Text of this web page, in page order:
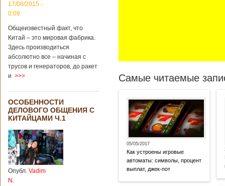
17/08/2015 -
0:09
Общеизвестный факт, что
Китай – это мировая фабрика.
Здесь производиться
абсолютно все – начиная с
трусов и генераторов, до ракет
и >>>
ОСОБЕННОСТИ
ДЕЛОВОГО ОБЩЕНИЯ С
КИТАЙЦАМИ Ч.1
Опубл. Vadim
N.
Самые читаемые
05/05/2017
Как устроены игровые
автоматы: символы, процент
выплат, джек-пот